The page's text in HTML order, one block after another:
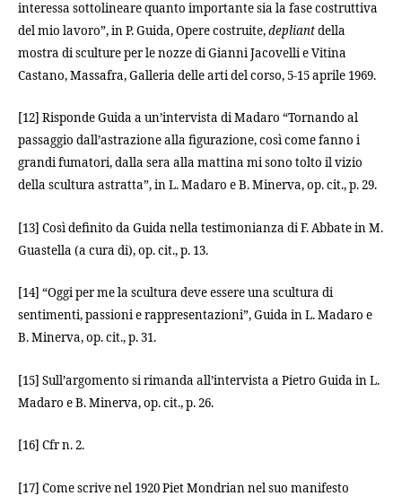
interessa sottolineare quanto importante sia la fase costruttiva
del mio lavoro”, in P. Guida, Opere costruite,depliantdella
mostra di sculture per le nozze di Gianni Jacovelli e Vitina
Castano, Massafra, Galleria delle arti del corso, 5-15 aprile 1969.
[12] Risponde Guida a un’intervista di Madaro “Tornando al
passaggio dall’astrazione alla figurazione, così come fanno i
grandi fumatori, dalla sera alla mattina mi sono tolto il vizio
della scultura astratta”, in L. Madaro e B. Minerva, op. cit., p. 29.
[13] Così definito da Guida nella testimonianza di F. Abbate in M.
Guastella (a cura di), op. cit., p. 13.
[14] “Oggi per me la scultura deve essere una scultura di
sentimenti, passioni e rappresentazioni”, Guida in L. Madaro e
B. Minerva, op. cit., p. 31.
[15] Sull’argomento si rimanda all’intervista a Pietro Guida in L.
Madaro e B. Minerva, op. cit., p. 26.
[16] Cfr n. 2.
[17] Come scrive nel 1920 Piet Mondrian nel suo manifesto